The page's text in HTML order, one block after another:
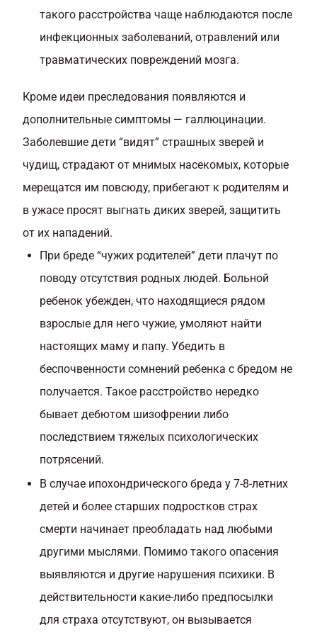
такого расстройства чаще наблюдаются после
инфекционных заболеваний, отравлений или
травматических повреждений мозга.
Кроме идеи преследования появляются и
дополнительные симптомы — галлюцинации.
Заболевшие дети “видят” страшных зверей и
чудищ, страдают от мнимых насекомых, которые
мерещатся им повсюду, прибегают к родителям и
в ужасе просят выгнать диких зверей, защитить
от их нападений.
При бреде “чужих родителей” дети плачут по
поводу отсутствия родных людей. Больной
ребенок убежден, что находящиеся рядом
взрослые для него чужие, умоляют найти
настоящих маму и папу. Убедить в
беспочвенности сомнений ребенка с бредом не
получается. Такое расстройство нередко
бывает дебютом шизофрении либо
последствием тяжелых психологических
потрясений.
В случае ипохондрического бреда у 7-8-летних
детей и более старших подростков страх
смерти начинает преобладать над любыми
другими мыслями. Помимо такого опасения
выявляются и другие нарушения психики. В
действительности какие-либо предпосылки
для страха отсутствуют, он вызывается